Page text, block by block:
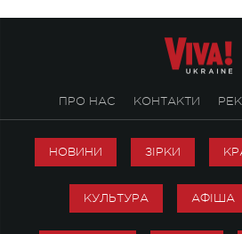
ПРО НАС КОНТАКТИ
НОВИНИ ЗІРКИ
КУЛЬТУРА АФІША